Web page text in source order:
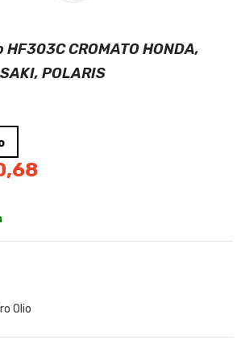
CROMATO HONDA,
POLARIS
Olio